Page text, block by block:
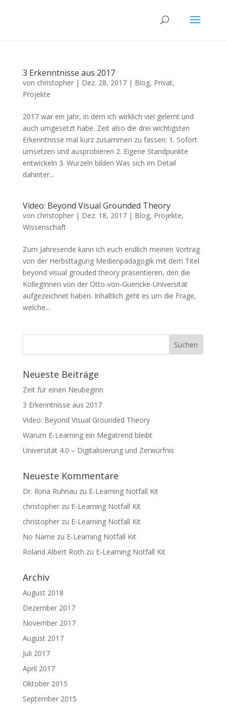
3 Erkenntnisse aus 2017
von christopher| Dez. 28, 2017| Blog, Privat,
Projekte
2017 war ein Jahr, in dem ich wirklich viel gelernt und
auch umgesetzt habe. Zeit also die drei wichtigsten
Erkenntnisse mal kurz zusammen zu fassen: 1. Sofort
umsetzen und ausprobieren 2. Eigene Standpunkte
entwickeln 3. Wurzeln bilden Was sich im Detail
dahinter...
Video: Beyond Visual Grounded Theory
von christopher| Dez. 18, 2017| Blog, Projekte,
Wissenschaft
Zum Jahresende kann ich euch endlich meinen Vortrag
von der Herbsttagung Medienpädagogik mit dem Titel
beyond visual grouded theory präsentieren, den die
KollegInnen von der Otto-von-Guericke-Universität
aufgezeichnet haben. Inhaltlich geht es um die Frage,
welche...
Neueste Beiträge
Zeit für einen Neubeginn
3 Erkenntnisse aus 2017
Video: Beyond Visual Grounded Theory
Warum E-Learning ein Megatrend bleibt
Universität 4.0 – Digitalisierung und Zerwürfnis
Neueste Kommentare
Dr. Ilona Ruhnau zu E-Learning Notfall Kit
christopherzu E-Learning Notfall Kit
christopherzu E-Learning Notfall Kit
No Name zu E-Learning Notfall Kit
Roland Albert Roth zu E-Learning Notfall Kit
Archiv
August 2018
Dezember 2017
November 2017
August 2017
Juli 2017
April 2017
Oktober 2015
September 2015